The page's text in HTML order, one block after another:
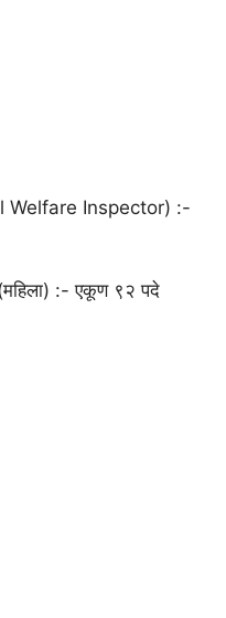
Welfare Inspector) :-
:- एकूण ९२ पदे